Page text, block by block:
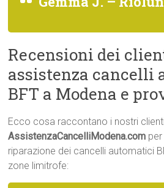
Recensioni dei
assistenza cancelli
BFT a Modena e
Ecco cosa raccontano i nostri
AssistenzaCancelliModena.com per
riparazione dei cancelli automatici
zone limitrofe: